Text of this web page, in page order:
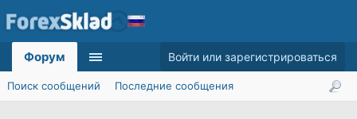
Форум
Поиск сообщений Последние сообщения
Войти или зарегистрироваться